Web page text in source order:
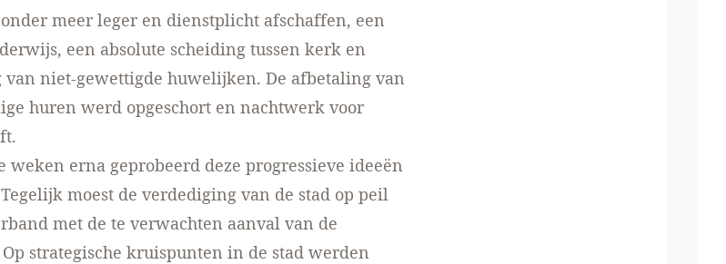
meer leger en dienstplicht afschaffen, een
een absolute scheiding tussen kerk en
van niet-gewettigde huwelijken. De afbetaling van
huren werd opgeschort en nachtwerk voor
erna geprobeerd deze progressieve ideeën
moest de verdediging van de stad op peil
met de te verwachten aanval van de
strategische kruispunten in de stad werden